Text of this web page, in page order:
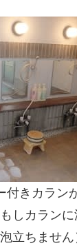
きカラン
しカラン
立ちません